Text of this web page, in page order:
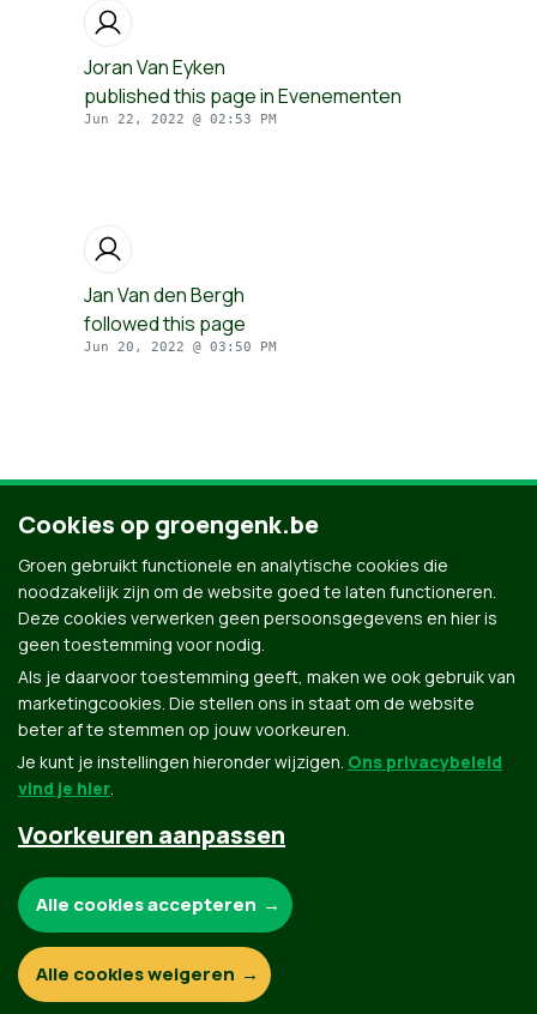
Joran Van Eyken
published this page inEvenementen
Jun 22, 2022 @ 02:53 PM
Jan Van den Bergh
followed this page
Jun 20, 2022 @ 03:50 PM
followed this page
Jun 20, 2022 @ 03:50 PM
Groen.be
© Copyright Groen 2026 | Gemaakt met NationBuilder
Contact Privacybeleid
Cookies op groengenk.be
Groen gebruikt functionele en analytische cookies die
noodzakelijk zijn om de website goed te laten functioneren.
Deze cookies verwerken geen persoonsgegevens en hier is
geen toestemming voor nodig.
Als je daarvoor toestemming geeft, maken we ook gebruik van
marketingcookies. Die stellen ons in staat om de website
beter af te stemmen op jouw voorkeuren.
Je kunt je instellingen hieronder wijzigen. Ons privacybeleid
vind je hier.
Voorkeuren aanpassen
Functionele en analytische cookies:
Alle cookies accepteren
Alle cookies weigeren